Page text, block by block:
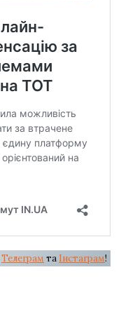
Телеграм та Інстаграм!